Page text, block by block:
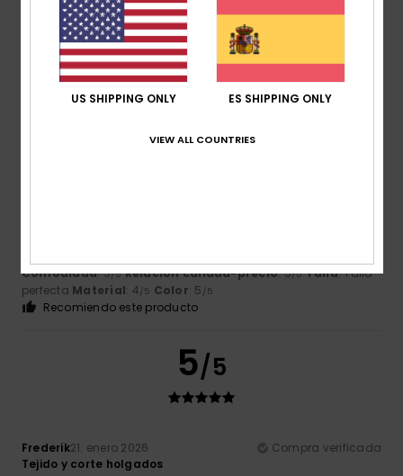
De buena calidad. Muy grueso y cómodo. Lo compré en
rebajas, buena relación calidad-precio.
Mostrar original - Français
Comodidad: 5/5 Relación calidad-precio: 4/5 Talla:
GrandeMaterial: 4/5 Color: 3
5/5
Comodidad: 5/5 Relación calidad-precio: 5/5 Talla: Talla
perfecta Material: 4/5 Color: 5 /5
Recomiendo este producto
5/5
Frederik21. enero 2026
Compra verificada
Tejido y corte holgados
US SHIPPING ONLY ES SHIPPING ONLY
VIEW ALL COUNTRIES